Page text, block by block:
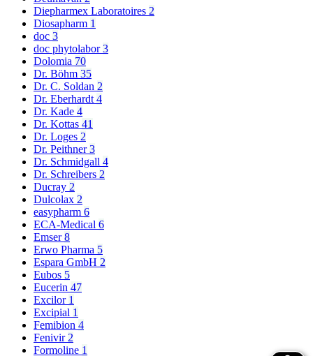
Diepharmex Laboratoires 2
Diosapharm 1
doc 3
doc phytolabor3
Dolomia 70
Dr. Böhm 35
Dr. C. Soldan 2
Dr. Eberhardt 4
Dr. Kade 4
Dr. Kottas 41
Dr. Loges 2
Dr. Peithner3
Dr. Schmidgall 4
Dr. Schreibers 2
Ducray 2
Dulcolax 2
easypharm 6
ECA-Medical 6
Emser8
Erwo Pharma 5
Espara GmbH 2
Eubos 5
Eucerin 47
Excilor 1
Excipial 1
Femibion 4
Fenivir 2
Formoline 1